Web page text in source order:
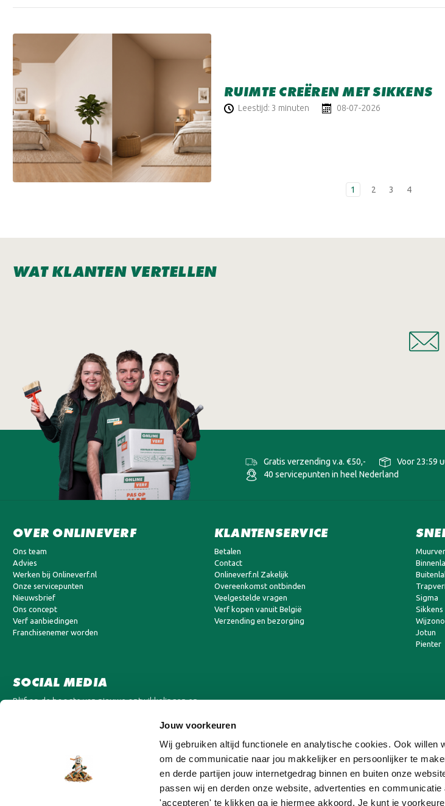
Jouw voorkeuren
Wij gebruiken altijd functionele en analytische cookies. Ook willen
om de communicatie naar jou makkelijker en persoonlijker te
en derde partijen jouw internetgedrag binnen en buiten onze
passen wij en derden onze website, advertenties en
'accepteren' te klikken ga je hiermee akkoord. Je kunt je
RUIMTE CREËREN MET SIKKENS
Leestijd: 3 minuten 08-07-2026
1 2 3 4
WAT KLANTEN VERTELLEN
Gratis verzending v.a. €50,- Voor 23:59
40 servicepunten in heel Nederland
OVER ONLINEVERF
Ons team
Advies
Werken bij Onlineverf.nl
Onze servicepunten
Nieuwsbrief
Ons concept
Verf aanbiedingen
Franchisenemer worden
KLANTENSERVICE
Betalen
Contact
Onlineverf.nl Zakelijk
Overeenkomst ontbinden
Veelgestelde vragen
Verf kopen vanuit België
Verzending en bezorging
Sigma
Sikkens
Jotun
Pienter
SOCIAL MEDIA
Blijf op de hoogte van nieuwe ontwikkelingen en